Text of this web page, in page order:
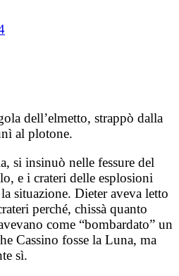
dell’elmetto, strappò dalla
al plotone.
si insinuò nelle fessure del
e i crateri delle esplosioni
situazione. Dieter aveva letto
perché, chissà quanto
come “bombardato” un
Cassino fosse la Luna, ma
sì.